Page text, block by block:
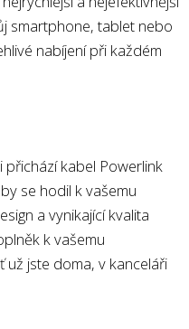
smartphone, tablet nebo
nabíjení při každém
přichází kabel Powerlink
se hodil k vašemu
a vynikající kvalita
k vašemu
už jste doma, v kanceláři